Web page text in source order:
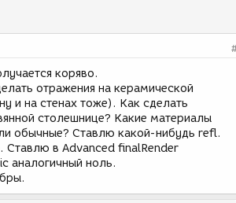
д
и
я
коряво.
отражения на керамической
и на стенах тоже). Как сделать
столешнице? Какие материалы
обычные? Ставлю какой-нибудь refl.
Ставлю в Advanced finalRender
аналогичный ноль.